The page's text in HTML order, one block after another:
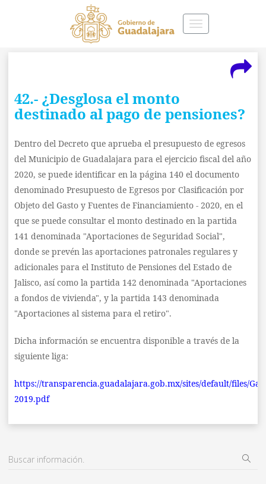
Toggle
navigation
42.- ¿Desglosa el monto
destinado al pago de pensiones?
Dentro del Decreto que aprueba el presupuesto de egresos
del Municipio de Guadalajara para el ejercicio fiscal del año
2020, se puede identificar en la página 140 el documento
denominado Presupuesto de Egresos por Clasificación por
Objeto del Gasto y Fuentes de Financiamiento - 2020, en el
que se puede consultar el monto destinado en la partida
141 denominada "Aportaciones de Seguridad Social",
donde se prevén las aportaciones patronales regulares y
adicionales para el Instituto de Pensiones del Estado de
Jalisco, así como la partida 142 denominada "Aportaciones
a fondos de vivienda", y la partida 143 denominada
"Aportaciones al sistema para el retiro".
Dicha información se encuentra disponible a través de la
siguiente liga:
https://transparencia.guadalajara.gob.mx/sites/default/files/
2019.pdf